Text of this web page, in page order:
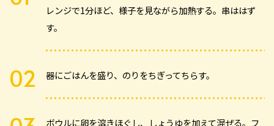
レンジで1分ほど、様子を見ながら加熱する。串ははず
す。
器にごはんを盛り、のりをちぎってちらす。
ボウルに卵を溶きほぐし、しょうゆを加えて混ぜる。フ